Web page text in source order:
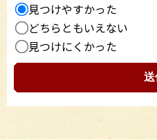
見つけやすかった
どちらともいえない
見つけにくかった